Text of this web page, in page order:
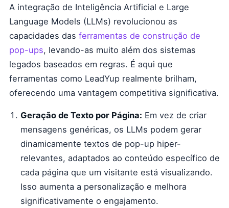
A integração de Inteligência Artificial e Large
Language Models (LLMs) revolucionou as
capacidades das ferramentas de construção de
pop-ups, levando-as muito além dos sistemas
legados baseados em regras. É aqui que
ferramentas como LeadYup realmente brilham,
oferecendo uma vantagem competitiva significativa.
Geração de Texto por Página: Em vez de criar
mensagens genéricas, os LLMs podem gerar
dinamicamente textos de pop-up hiper-
relevantes, adaptados ao conteúdo específico de
cada página que um visitante está visualizando.
Isso aumenta a personalização e melhora
significativamente o engajamento.